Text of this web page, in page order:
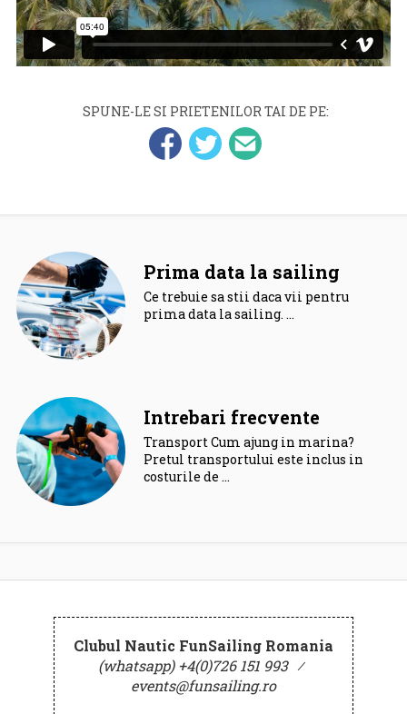
SPUNE-LE SI PRIETENILOR TAI DE PE:
Prima data la sailing
Ce trebuie sa stii daca vii pentru
prima data la sailing. …
Intrebari frecvente
Transport Cum ajung in marina?
Pretul transportului este inclus in
costurile de …
Clubul Nautic FunSailing Romania
(whatsapp) +4(0)726 151 993 ⁄
events@funsailing.ro